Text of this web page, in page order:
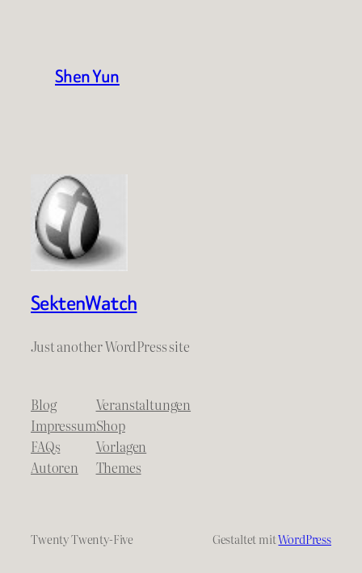
Shen Yun
SektenWatch
Just another WordPress site
Blog
Impressum
FAQs
Autoren
Veranstaltungen
Shop
Vorlagen
Themes
Twenty Twenty-Five Gestaltet mitWordPress